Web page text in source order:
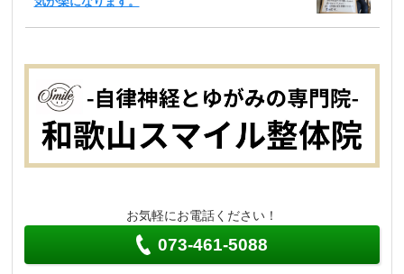
お気軽にお電話ください！
073-461-5088